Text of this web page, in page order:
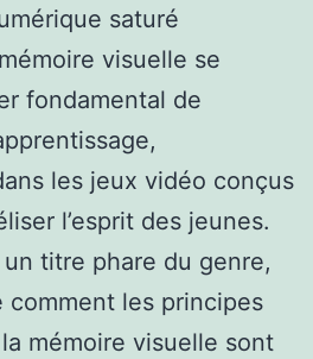
saturé
visuelle se
fondamental de
les jeux vidéo conçus
l’esprit des jeunes.
titre phare du genre,
comment les principes
mémoire visuelle sont